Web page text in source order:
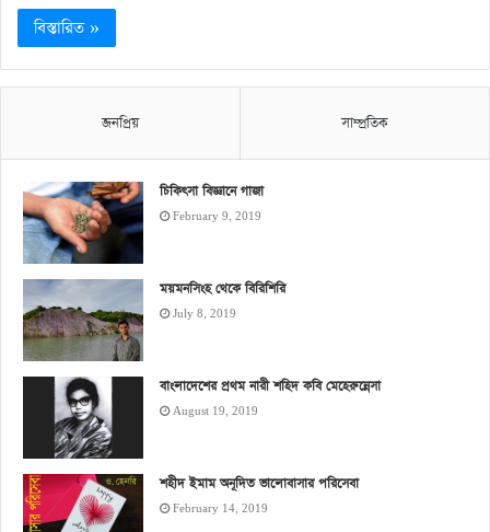
বিস্তারিত »
জনপ্রিয় সাম্প্রতিক
চিকিৎসা বিজ্ঞানে গাজা
February 9, 2019
ময়মনসিংহ থেকে বিরিশিরি
July 8, 2019
বাংলাদেশের প্রথম নারী শহিদ কবি মেহেরুন্নেসা
August 19, 2019
শহীদ ইমাম অনূদিত ভালোবাসার পরিসেবা
February 14, 2019